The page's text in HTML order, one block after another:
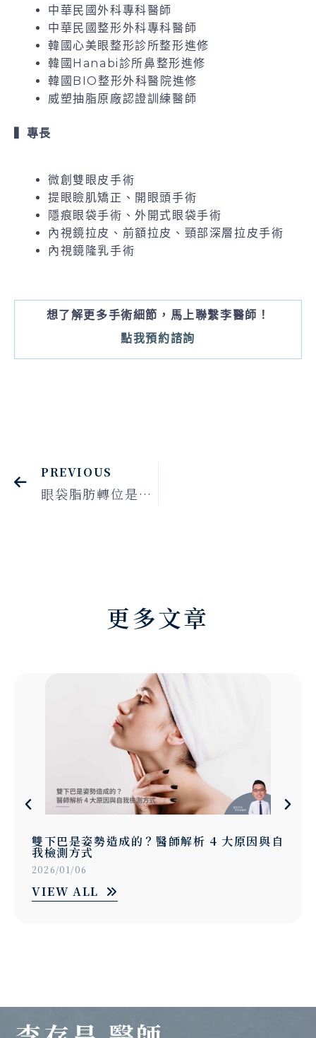
中華民國外科專科醫師
中華民國整形外科專科醫師
韓國心美眼整形診所整形進修
韓國Hanabi診所鼻整形進修
韓國BIO整形外科醫院進修
威塑抽脂原廠認證訓練醫師
▍專長
微創雙眼皮手術
提眼瞼肌矯正、開眼頭手術
隱痕眼袋手術、外開式眼袋手術
內視鏡拉皮、前額拉皮、頸部深層拉皮手術
內視鏡隆乳手術
想了解更多手術細節，馬上聯繫李醫師！
點我預約諮詢
PREVIOUS
眼袋脂肪轉位是什麼？眼袋手術、淚溝改善與恢復期完整解析
更多文章
雙下巴是姿勢造成的？醫師解析 4 大原因與自
我檢測方式
2026/01/06
VIEW ALL